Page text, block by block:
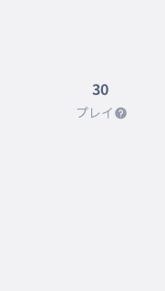
30
プレイ